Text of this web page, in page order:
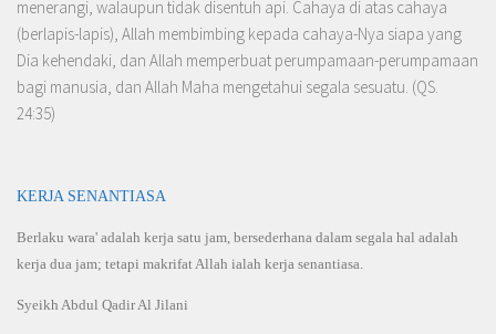
menerangi, walaupun tidak disentuh api. Cahaya di atas cahaya
(berlapis-lapis), Allah membimbing kepada cahaya-Nya siapa yang
Dia kehendaki, dan Allah memperbuat per­umpamaan-perumpamaan
bagi manusia, dan Allah Maha mengetahui segala sesuatu. (QS.
24:35)
KERJA SENANTIASA
Berlaku wara' adalah kerja satu jam, bersederhana dalam segala hal adalah
kerja dua jam; tetapi makrifat Allah ialah kerja senantiasa.
Syeikh Abdul Qadir Al Jilani